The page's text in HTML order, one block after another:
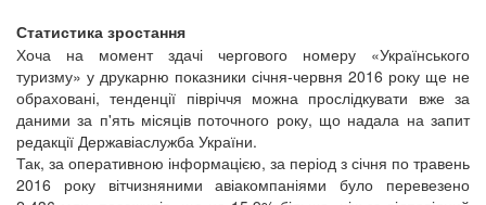
Статистика зростання
Хоча на момент здачі чергового номеру «Українського
туризму» у друкарню показники січня-червня 2016 року ще не
обраховані, тенденції півріччя можна прослідкувати вже за
даними за п'ять місяців поточного року, що надала на запит
редакції Державіаслужба України.
Так, за оперативною інформацією, за період з січня по травень
2016 року вітчизняними авіакомпаніями було перевезено